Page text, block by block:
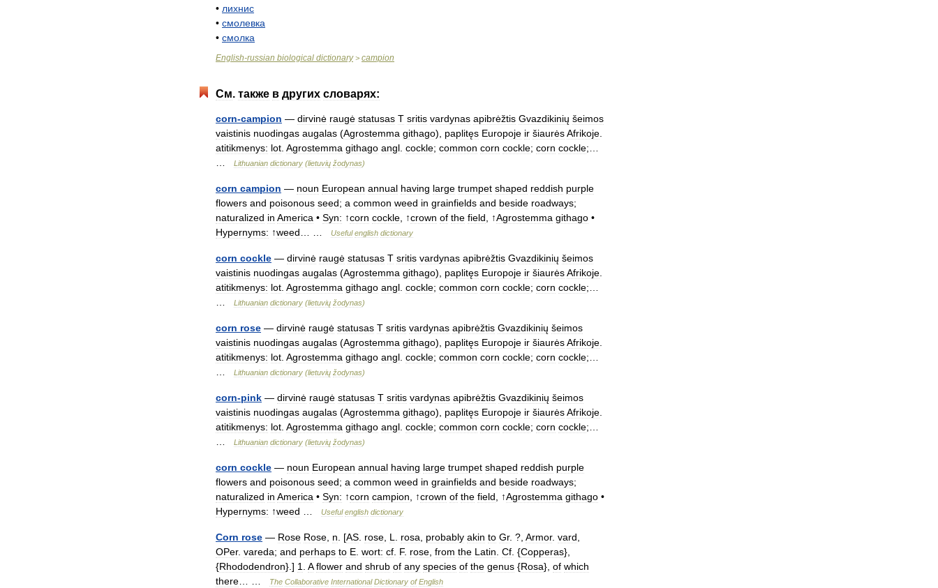
• лихнис
• смолевка
• смолка
English-russian biological dictionary> campion
См. также в других словарях:
corn-campion — dirvinė raugė statusas T sritis vardynas apibrėžtis Gvazdikinių šeimos
vaistinis nuodingas augalas (Agrostemma githago), paplitęs Europoje ir šiaurėsAfrikoje
atitikmenys: lot Agrostemma githago angl cockle; common corn cockle; corn cockle;…
Lithuanian dictionary (lietuvių žodynas)
corn campion — noun European annual having large trumpet shaped reddish purple
flowers and poisonous seed; a common weed in grainfields and beside roadways;
naturalized in America • Syn: ↑corn cockle , ↑crown of the field , ↑Agrostemma githago •
Hypernyms: ↑weed Useful english dictionary
corn cockle — dirvinė raugė statusas T sritis vardynas apibrėžtis Gvazdikinių šeimos
vaistinis nuodingas augalas (Agrostemma githago), paplitęs Europoje ir šiaurėsAfrikoje
atitikmenys: lot Agrostemma githago angl cockle; common corn cockle; corn cockle;…
Lithuanian dictionary (lietuvių žodynas)
corn rose — dirvinė raugė statusas T sritis vardynas apibrėžtis Gvazdikinių šeimos
vaistinis nuodingas augalas (Agrostemma githago), paplitęs Europoje ir šiaurėsAfrikoje
atitikmenys: lot Agrostemma githago angl cockle; common corn cockle; corn cockle;…
Lithuanian dictionary (lietuvių žodynas)
corn-pink — dirvinė raugė statusas T sritis vardynas apibrėžtis Gvazdikinių šeimos
vaistinis nuodingas augalas (Agrostemma githago), paplitęs Europoje ir šiaurėsAfrikoje
atitikmenys: lot Agrostemma githago angl cockle; common corn cockle; corn cockle;…
Lithuanian dictionary (lietuvių žodynas)
corn cockle — noun European annual having large trumpet shaped reddish purple
flowers and poisonous seed; a common weed in grainfields and beside roadways;
naturalized in America • Syn: ↑corn campion , ↑crown of the field , ↑Agrostemma githago •
Hypernyms: ↑weed Useful english dictionary
Corn rose — Rose Rose n . [AS rose L rosa probably akin to Gr. ?, Armor. vard
OPer. vareda; and perhaps to E wort: cf F. rose from the Latin Cf . {Copperas},
{Rhododendron}.] 1 A flower and shrub of any species of the genus {Rosa}, of which
there
The Collaborative International Dictionary of English